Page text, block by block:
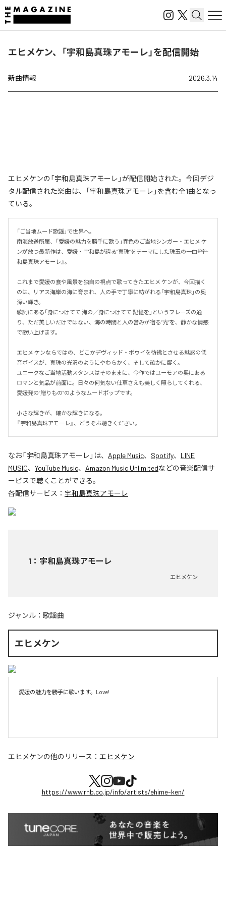
エヒメケン、「宇和島真珠アモーレ」を配信開始
新曲情報 2026.3.14
エヒメケンの「宇和島真珠アモーレ」が配信開始された。今回デジ
タル配信された楽曲は、「宇和島真珠アモーレ」を含む全1曲となっ
ている。
「ご当地ムード歌謡」で世界へ。
南海放送所属、「愛媛の魅力を勝手に歌う」異色のご当地シンガー・エヒメ ケ
ンが放つ最新作は、愛媛・宇和島が誇る“真珠”をテーマにした珠玉の一曲――『宇
和島真珠アモーレ』。
これまで愛媛の食や風景を独自の視点で歌ってきたエヒメ ケンが、今回描く
のは、リアス海岸の海に育まれ、人の手で丁寧に紡がれる「宇和島真珠」の奥
深い輝き。
歌詞にある「身につけてて 海の／身につけてて 記憶を」というフレーズの通
り、ただ美しいだけではない、海の時間と人の営みが宿る“光”を、静かな情感
で歌い上げます。
エヒメ ケンならではの、どこかデヴィッド・ボウイを彷彿とさせる魅惑の低
音ボイスが、真珠の光沢のようにやわらかく、そして確かに響く。
ユニークなご当地活動スタンスはそのままに、今作ではユーモアの奥にある
ロマンと気品が前面に。日々の何気ない仕草さえも美しく照らしてくれる、
愛媛発の“贈りもの”のようなムードポップです。
小さな輝きが、確かな輝きになる。
『宇和島真珠アモーレ』、どうぞお聴きください。
なお「宇和島真珠アモーレ 」は、 Apple Music、 Spotify、 LINE
MUSIC、 YouTube Music、 Amazon Music Unlimitedなどの音楽配信サ
ービスで聴くことができる。
各配信サービス： 宇和島真珠アモーレ
1 ： 宇和島真珠アモーレ
エヒメケン
ジャンル： 歌謡曲
エヒメケン
愛媛の魅力を勝手に歌います。Love!
エヒメケンの他のリリース： エヒメケン
https://www.rnb.co.jp/info/artists/ehime-ken/